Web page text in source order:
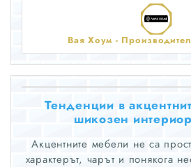
Вая Хоум -
Тенденции в
шикозен
Акцентните мебели не са
характерът, чарът и понякога